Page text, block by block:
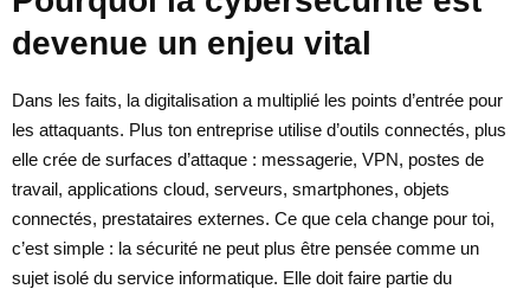
devenue un enjeu vital
Dans les faits, la digitalisation a multiplié les points d’entrée pour
les attaquants. Plus ton entreprise utilise d’outils connectés, plus
elle crée de surfaces d’attaque : messagerie, VPN, postes de
travail, applications cloud, serveurs, smartphones, objets
connectés, prestataires externes. Ce que cela change pour toi,
c’est simple : la sécurité ne peut plus être pensée comme un
sujet isolé du service informatique. Elle doit faire partie du